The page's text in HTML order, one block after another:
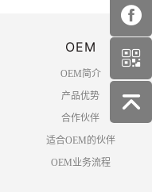
OEM
OEM简介
产品优势
合作伙伴
适合OEM的伙伴
OEM业务流程